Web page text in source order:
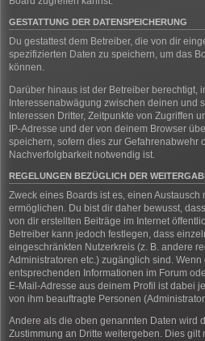
GESTATTUNG DER DATENSPEICHERUNG
Du gestattest dem Betreiber, die von dir
spezifizierten Daten zu speichern, um das
können.
Darüber hinaus ist der Betreiber berechtigt,
Interessenabwägung zwischen deinen und
Interessen Dritter, Zeitpunkte von Zugriffen
IP-Adresse und der von deinem Browser
speichern, sofern dies zur Gefahrenabwehr
Nachverfolgbarkeit notwendig ist.
REGELUNGEN BEZÜGLICH DER
Zweck eines Boards ist es, einen Austausch
ermöglichen. Du bist dir daher bewusst,
von dir erstellten Beiträge im Internet
Betreiber kann jedoch festlegen, dass
eingeschränkten Nutzerkreis (z. B. andere
Administratoren etc.) zugänglich sind.
entsprechenden Informationen im Forum
E-Mail-Adresse aus deinem Profil ist dabei
von ihm beauftragte Personen
Andere als die oben genannten Daten wird
Zustimmung an Dritte weitergeben. Dies gilt